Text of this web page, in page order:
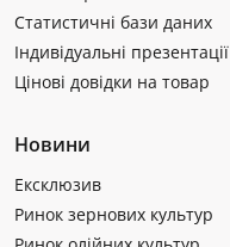
Статистичні бази даних
Індивідуальні презентації
Цінові довідки на товар
Новини
Ексклюзив
Ринок зернових культур